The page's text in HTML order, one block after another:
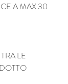
A MAX 30
LE